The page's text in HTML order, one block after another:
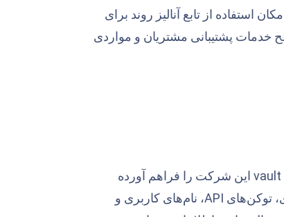
استفاده از تابع آنالیز روند برای
پشتیبانی مشتریان و مواردی
امکان ذخیره امن اطلاعات در محصول vault این شرکت را فراهم آورده
است. بر این اساس امکان ذخیره‌سازی توکن‌ها، رمزها، گواهینامه‌ها، کلیدهای رمزنگاری، توکن‌های API، نام‌های کاربری و